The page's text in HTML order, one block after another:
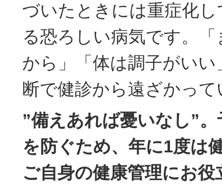
づいたときには重症化
る恐ろしい病気です。
から」「体は調子がい
断で健診から遠ざかっ
”備えあれば憂いなし”
を防ぐため、年に1度は
ご自身の健康管理にお